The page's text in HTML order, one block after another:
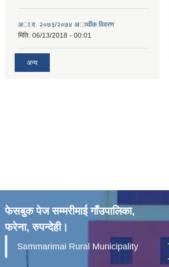
अा.व. २०७३/२०७४ अार्थीक विवरण
मिति: 06/13/2018 - 00:01
अन्य
फेसबुक पेज सम्मरीमाई गाँउपालिका,
फरेना, रुपन्देही।
Sammarimai Rural Municipality